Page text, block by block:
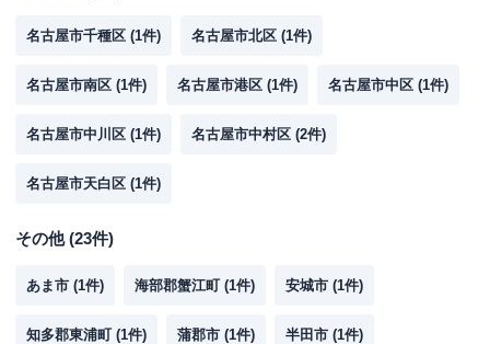
名古屋市千種区 (1件) 名古屋市北区 (1件)
名古屋市南区 (1件) 名古屋市港区 (1件) 名古屋市中区 (1件)
名古屋市中川区 (1件) 名古屋市中村区 (2件)
名古屋市天白区 (1件)
その他(23件)
あま市 (1件) 海部郡蟹江町 (1件) 安城市 (1件)
知多郡東浦町 (1件) 蒲郡市 (1件) 半田市 (1件)